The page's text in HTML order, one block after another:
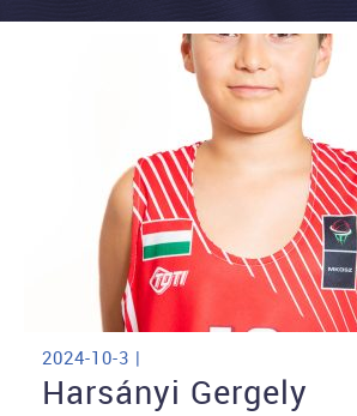
2024-10-3 |
Harsányi Gergely